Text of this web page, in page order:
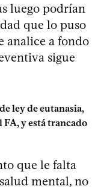
luego podrían
que lo puso
analice a fondo
sigue
ley de eutanasia,
y está trancado
que le falta
mental, no